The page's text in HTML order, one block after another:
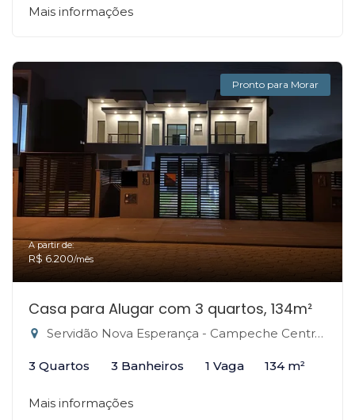
Mais informações
Pronto para Morar
A partir de:
R$ 6.200/mês
Casa para Alugar com 3 quartos, 134m²
Servidão Nova Esperança - Campeche Central, Florianópolis-SC
3 Quartos 3 Banheiros 1 Vaga 134 m²
Mais informações